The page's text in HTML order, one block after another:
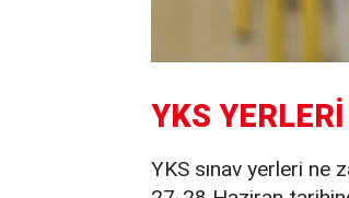
YKS
YKS sınav yerleri ne